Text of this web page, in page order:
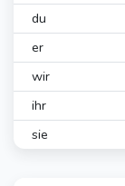
du
er
wir
ihr
sie